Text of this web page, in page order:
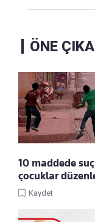
ÖNE
10 maddede
çocuklar
Kaydet